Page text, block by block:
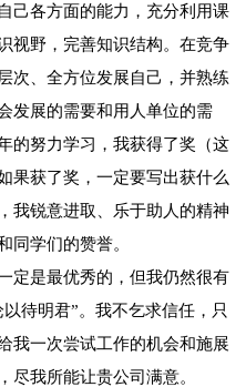
己各方面的能力，充分利用课
视野，完善知识结构。在竞争
次、全方位发展自己，并熟练
发展的需要和用人单位的需
的努力学习，我获得了奖（这
果获了奖，一定要写出获什么
我锐意进取、乐于助人的精神
同学们的赞誉。
定是最优秀的，但我仍然很有
待明君”。我不乞求信任，只
我一次尝试工作的机会和施展
尽我所能让贵公司满意。